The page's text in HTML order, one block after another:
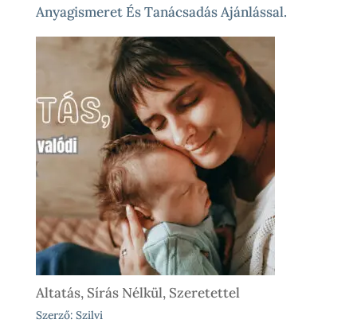
Anyagismeret És Tanácsadás Ajánlással.
Altatás, Sírás Nélkül, Szeretettel
Szerző: Szilvi